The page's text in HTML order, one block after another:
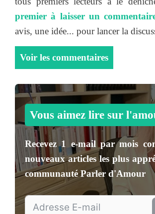
premier à laisser un
avis, une idée... pour lancer la
Voir les commentaires
Vous aimez lire sur
Recevez1 e-mail par mois
nouveaux articles les plus
communautéParler d'Amour